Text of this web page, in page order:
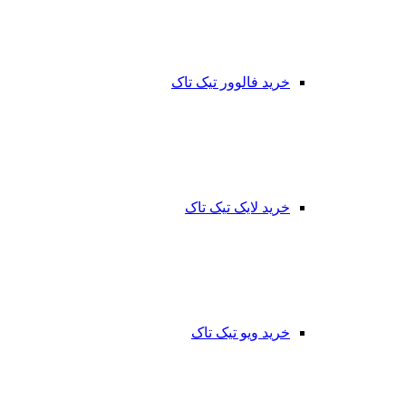
خرید فالوور تیک تاک
خرید لایک تیک تاک
خرید ویو تیک تاک